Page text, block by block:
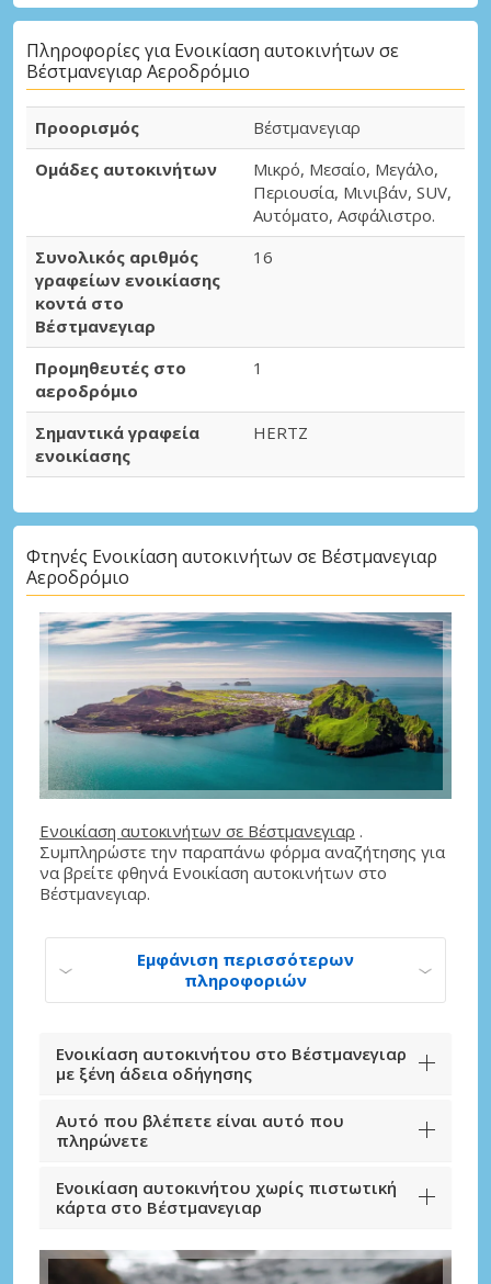
Πληροφορίες για Ενοικίαση αυτοκινήτων σε
Βέστμανεγιαρ Αεροδρόμιο
Προορισμός
Βέστμανεγιαρ
Ομάδες αυτοκινήτων
Μικρό, Μεσαίο, Μεγάλο,
Περιουσία, Μινιβάν, SUV,
Αυτόματο, Ασφάλιστρο.
Συνολικός αριθμός
γραφείων ενοικίασης
κοντά στο
Βέστμανεγιαρ
16
Προμηθευτές στο
αεροδρόμιο
1
Σημαντικά γραφεία
ενοικίασης
HERTZ
Φτηνές Ενοικίαση αυτοκινήτων σε Βέστμανεγιαρ
Αεροδρόμιο
Ενοικίαση αυτοκινήτων σε Βέστμανεγιαρ .
Συμπληρώστε την παραπάνω φόρμα αναζήτησης για
να βρείτε φθηνά Ενοικίαση αυτοκινήτων στο
Βέστμανεγιαρ.
Εμφάνιση περισσότερων
πληροφοριών
Ενοικίαση αυτοκινήτου στο Βέστμανεγιαρ
με ξένη άδεια οδήγησης
Αυτό που βλέπετε είναι αυτό που
πληρώνετε
Ενοικίαση αυτοκινήτου χωρίς πιστωτική
κάρτα στο Βέστμανεγιαρ